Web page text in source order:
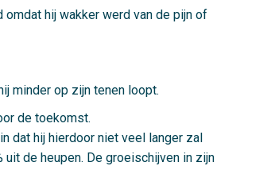
hij wakker werd van de pijn of
minder op zijn tenen loopt.
de toekomst.
dat hij hierdoor niet veel langer zal
de heupen. De groeischijven in zijn